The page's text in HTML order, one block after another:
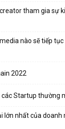
tham gia sự
nào sẽ tiếp
2022
Startup thường
lớn nhất của doanh